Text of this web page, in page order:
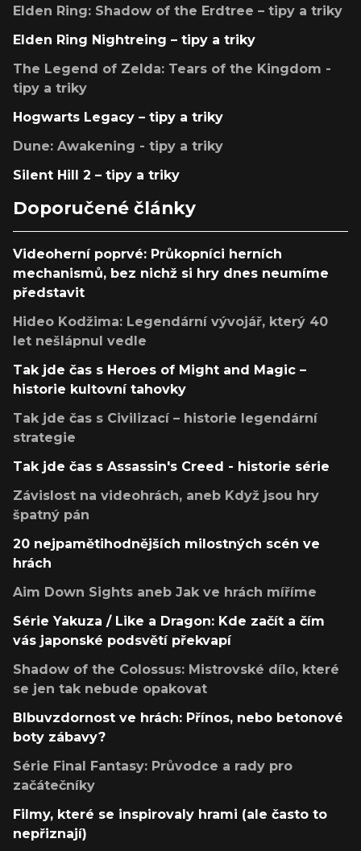
Elden Ring: Shadow of the Erdtree – tipy a triky
Elden Ring Nightreing – tipy a triky
The Legend of Zelda: Tears of the Kingdom -
tipy a triky
Hogwarts Legacy – tipy a triky
Dune: Awakening - tipy a triky
Silent Hill 2 – tipy a triky
Doporučené články
Videoherní poprvé: Průkopníci herních
mechanismů, bez nichž si hry dnes neumíme
představit
Hideo Kodžima: Legendární vývojář, který 40
let nešlápnul vedle
Tak jde čas s Heroes of Might and Magic –
historie kultovní tahovky
Tak jde čas s Civilizací – historie legendární
strategie
Tak jde čas s Assassin's Creed - historie série
Závislost na videohrách, aneb Když jsou hry
špatný pán
20 nejpamětihodnějších milostných scén ve
hrách
Aim Down Sights aneb Jak ve hrách míříme
Série Yakuza / Like a Dragon: Kde začít a čím
vás japonské podsvětí překvapí
Shadow of the Colossus: Mistrovské dílo, které
se jen tak nebude opakovat
Blbuvzdornost ve hrách: Přínos, nebo betonové
boty zábavy?
Série Final Fantasy: Průvodce a rady pro
začátečníky
Filmy, které se inspirovaly hrami (ale často to
nepřiznají)